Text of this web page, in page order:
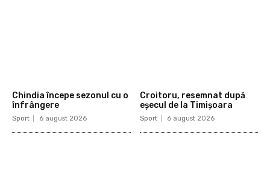
Chindia începe sezonul cu o
înfrângere
Sport 6 august 2026
Croitoru, resemnat după
eșecul de la Timișoara
Sport 6 august 2026